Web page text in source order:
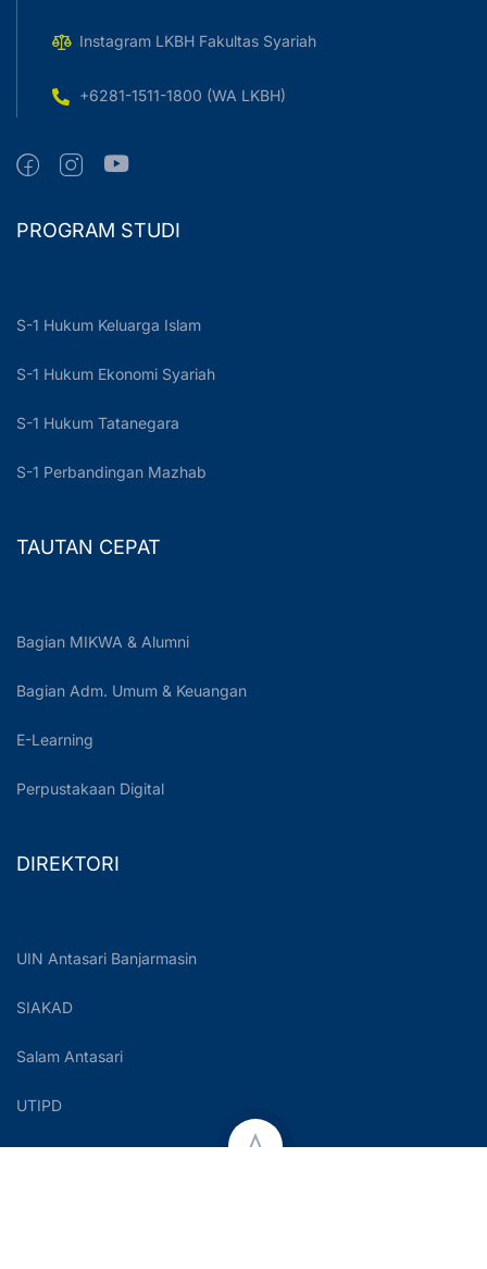
Instagram LKBH Fakultas Syariah
+6281-1511-1800 (WA LKBH)
PROGRAM STUDI
S-1 Hukum Keluarga Islam
S-1 Hukum Ekonomi Syariah
S-1 Hukum Tatanegara
S-1 Perbandingan Mazhab
TAUTAN CEPAT
Bagian MIKWA & Alumni
Bagian Adm. Umum & Keuangan
E-Learning
Perpustakaan Digital
DIREKTORI
UIN Antasari Banjarmasin
SIAKAD
Salam Antasari
UTIPD